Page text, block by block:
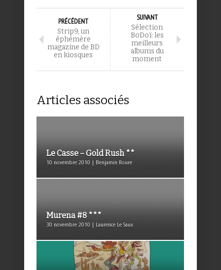
PRÉCÉDENT
Strip9, un
éphémère
magazine de BD
en kiosques
SUIVANT
Sélection
BoDoï: les
meilleurs
albums du
moment
Articles associés
Le Casse – Gold Rush **
10 novembre 2010 | Benjamin Roure
Murena #8 ***
30 novembre 2010 | Laurence Le Saux